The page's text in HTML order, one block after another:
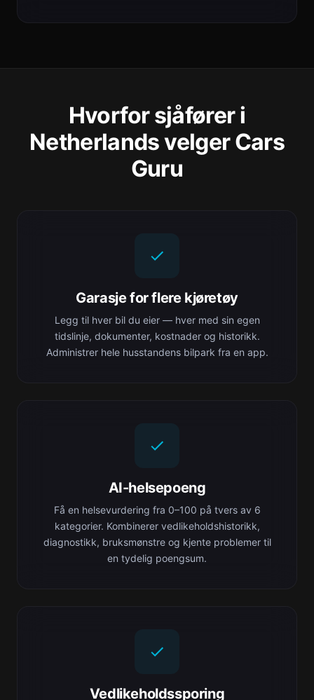
Hvorfor sjåfører i
Netherlands velger Cars
Guru
Garasje for flere kjøretøy
Legg til hver bil du eier — hver med sin egen
tidslinje, dokumenter, kostnader og historikk.
Administrer hele husstandens bilpark fra en app.
AI-helsepoeng
Få en helsevurdering fra 0–100 på tvers av 6
kategorier. Kombinerer vedlikeholdshistorikk,
diagnostikk, bruksmønstre og kjente problemer til
en tydelig poengsum.
Vedlikeholdssporing